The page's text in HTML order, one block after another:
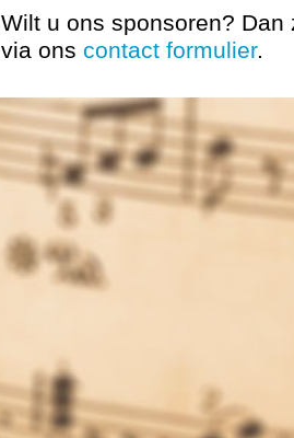
Wilt u ons sponsoren?
via ons contact formulier.